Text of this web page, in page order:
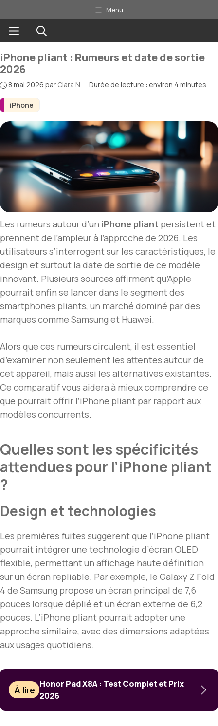
au
contenu
Menu
Menu
iPhone
iPhone pliant : Rumeurs et date de sortie
2026
8 mai 2026 par Clara N. · Durée de lecture : environ 4 minutes
Les rumeurs autour d’un iPhone pliant persistent et
prennent de l’ampleur à l’approche de 2026. Les
utilisateurs s’interrogent sur les caractéristiques, le
design et surtout la date de sortie de ce modèle
innovant. Plusieurs sources affirment qu’Apple
pourrait enfin se lancer dans le segment des
smartphones pliants, un marché dominé par des
marques comme Samsung et Huawei.
Alors que ces rumeurs circulent, il est essentiel
d’examiner non seulement les attentes autour de
cet appareil, mais aussi les alternatives existantes.
Ce comparatif vous aidera à mieux comprendre ce
que pourrait offrir l’iPhone pliant par rapport aux
modèles concurrents.
Quelles sont les spécificités
attendues pour l’iPhone pliant
?
Design et technologies
Les premières fuites suggèrent que l’iPhone pliant
pourrait intégrer une technologie d’écran OLED
flexible, permettant un affichage haute définition
sur un écran repliable. Par exemple, le Galaxy Z Fold
4 de Samsung propose un écran principal de 7,6
pouces lorsque déplié et un écran externe de 6,2
pouces. L’iPhone pliant pourrait adopter une
approche similaire, avec des dimensions adaptées
aux usages quotidiens.
À lire
Honor Pad X8A : Test Complet et Prix
2026